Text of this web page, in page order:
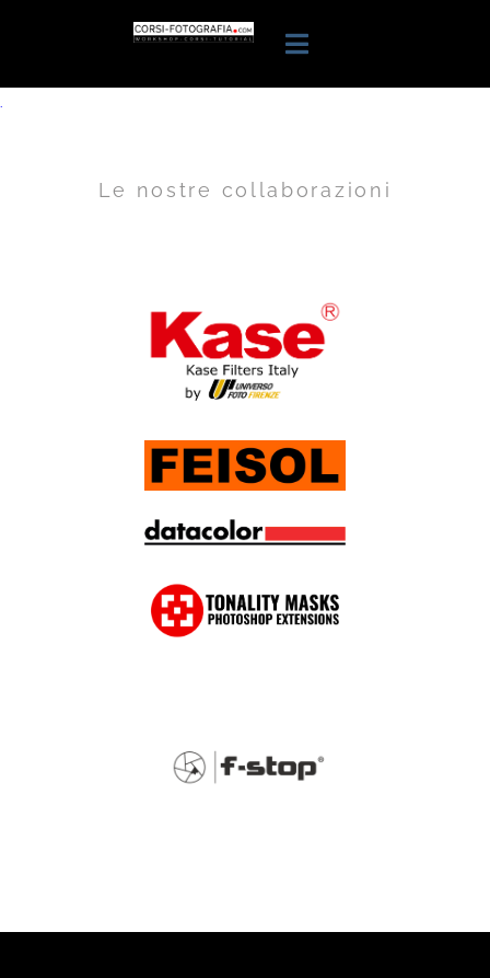
Le nostre collaborazioni